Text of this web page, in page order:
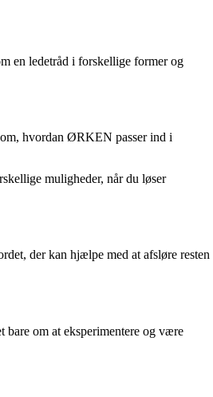
en ledetråd i forskellige former og
hvordan ØRKEN passer ind i
muligheder, når du løser
der kan hjælpe med at afsløre resten
om at eksperimentere og være